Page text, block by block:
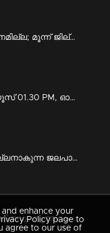
മഴയ്ക്ക് ശമനമില്ല; മൂന്ന് ജില്ലകളിൽ റെഡ് അലർട്ട് | Rain
സ്പീഡ് ന്യൂസ് 01.30 PM, ഓഗസ്റ്റ് 06, 2026 | Speed News
മഴയത്ത് വില്ലനാകുന്ന ജലപാളി പ്രവര്‍ത്തനം; അപകടത്തില്‍ പെടാതിരിക്കാന്‍ എന്ത് ചെയ്യാം | Rain accidents
ഗോത്ര സംഗീതവും നൃത്തവും പഠിക്കാം; ‘കിര്‍ത്താഡ്സ് ’ ഒരുക്കുന്ന പരിശീലനം | KIRTADS
enhance your
Policy page to
agree to our use of